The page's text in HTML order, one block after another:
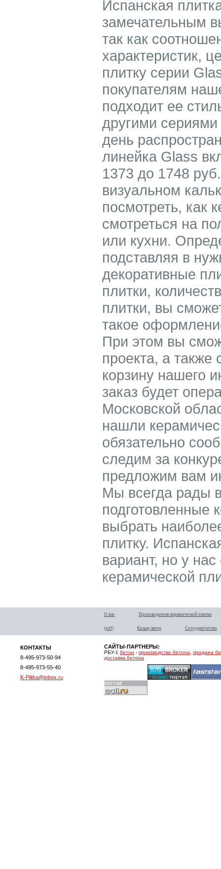
Испанская
замечательным
так как
характеристик,
плитку серии
покупателям
подходит ее
другими сериями
день
линейка Glass
1373 до 1748
визуальном
посмотреть, как
смотреться на
или кухни.
подставляя в
декоративные
плитки,
плитки, вы
такое
При этом вы
проекта, а также
корзину нашего
заказ будет
Московской
нашли
обязательно
следим за
предложим вам
Мы всегда рады
подготовленные
выбрать
плитку.
вариант, но у
керамической
О нас Производители керамической плитки
(pdf) Калькулятор Сотрудничество
КОНТАКТЫ
8-495-973-50-94
8-495-973-55-40
K-Plitka@inbox.ru
САЙТЫ-ПАРТНЕРЫ:
РБУ-1 бетон - производство бетона
продажа
доставка бетона